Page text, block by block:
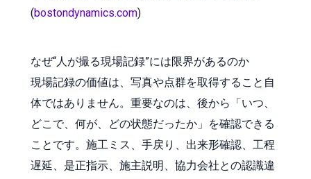
(bostondynamics.com)
なぜ“人が撮る現場記録”には限界があるのか
現場記録の価値は、写真や点群を取得すること自
体ではありません。重要なのは、後から「いつ、
どこで、何が、どの状態だったか」を確認できる
ことです。施工ミス、手戻り、出来形確認、工程
遅延、是正指示、施主説明、協力会社との認識違